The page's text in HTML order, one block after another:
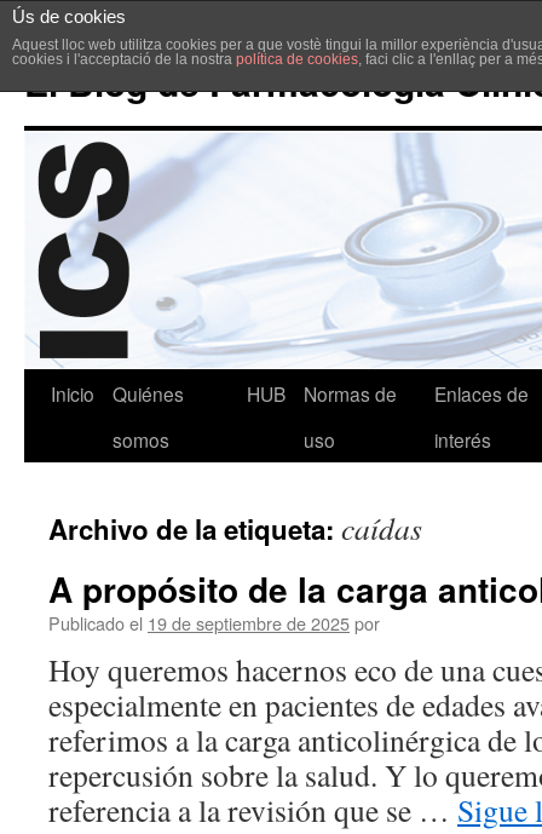
Ús de cookies
Aquest lloc web utilitza cookies per a que vostè tingui la millor experiència
cookies i l'acceptació de la nostra política de cookies, faci clic a l'enllaç per a
El Blog de Farmacología
Inicio
Quiénes
somos
HUB
Normas de
uso
Enlaces de
interés
Archivo de la etiqueta: caídas
A propósito de la carga
Publicado el 19 de septiembre de 2025por
Hoy queremos hacernos eco de una
especialmente en pacientes de edades
referimos a la carga anticolinérgica de
repercusión sobre la salud. Y lo
referencia a la revisión que se … Sigue